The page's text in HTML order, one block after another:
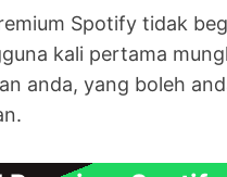
Spotify tidak
kali pertama
anda, yang boleh